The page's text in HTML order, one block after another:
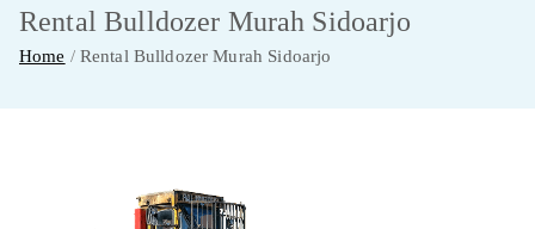
Indon
Rental Bulldozer Murah Sidoarjo
Home Rental Bulldozer Murah Sidoarjo